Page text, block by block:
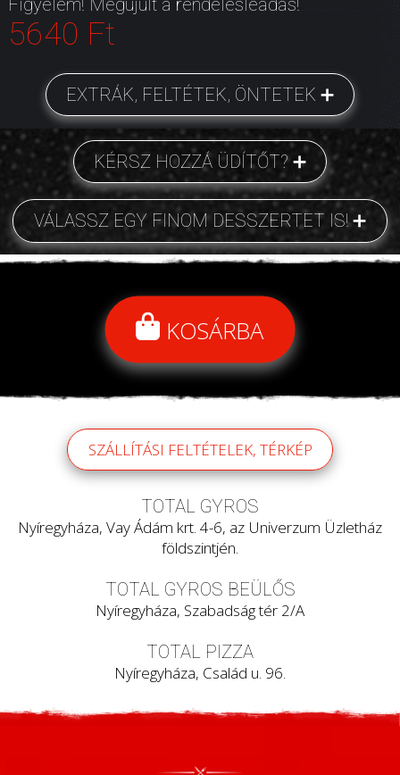
Figyelem! Megújult a rendelésleadás!
5640 Ft
EXTRÁK, FELTÉTEK, ÖNTETEK
KÉRSZ HOZZÁ ÜDÍTŐT?
VÁLASSZ EGY FINOM DESSZERTET IS!
KOSÁRBA
SZÁLLÍTÁSI FELTÉTELEK, TÉRKÉP
TOTAL GYROS
Nyíregyháza, Vay Ádám krt. 4-6, az Univerzum Üzletház
földszintjén.
TOTAL GYROS BEÜLŐS
Nyíregyháza, Szabadság tér 2/A
TOTAL PIZZA
Nyíregyháza, Család u. 96.